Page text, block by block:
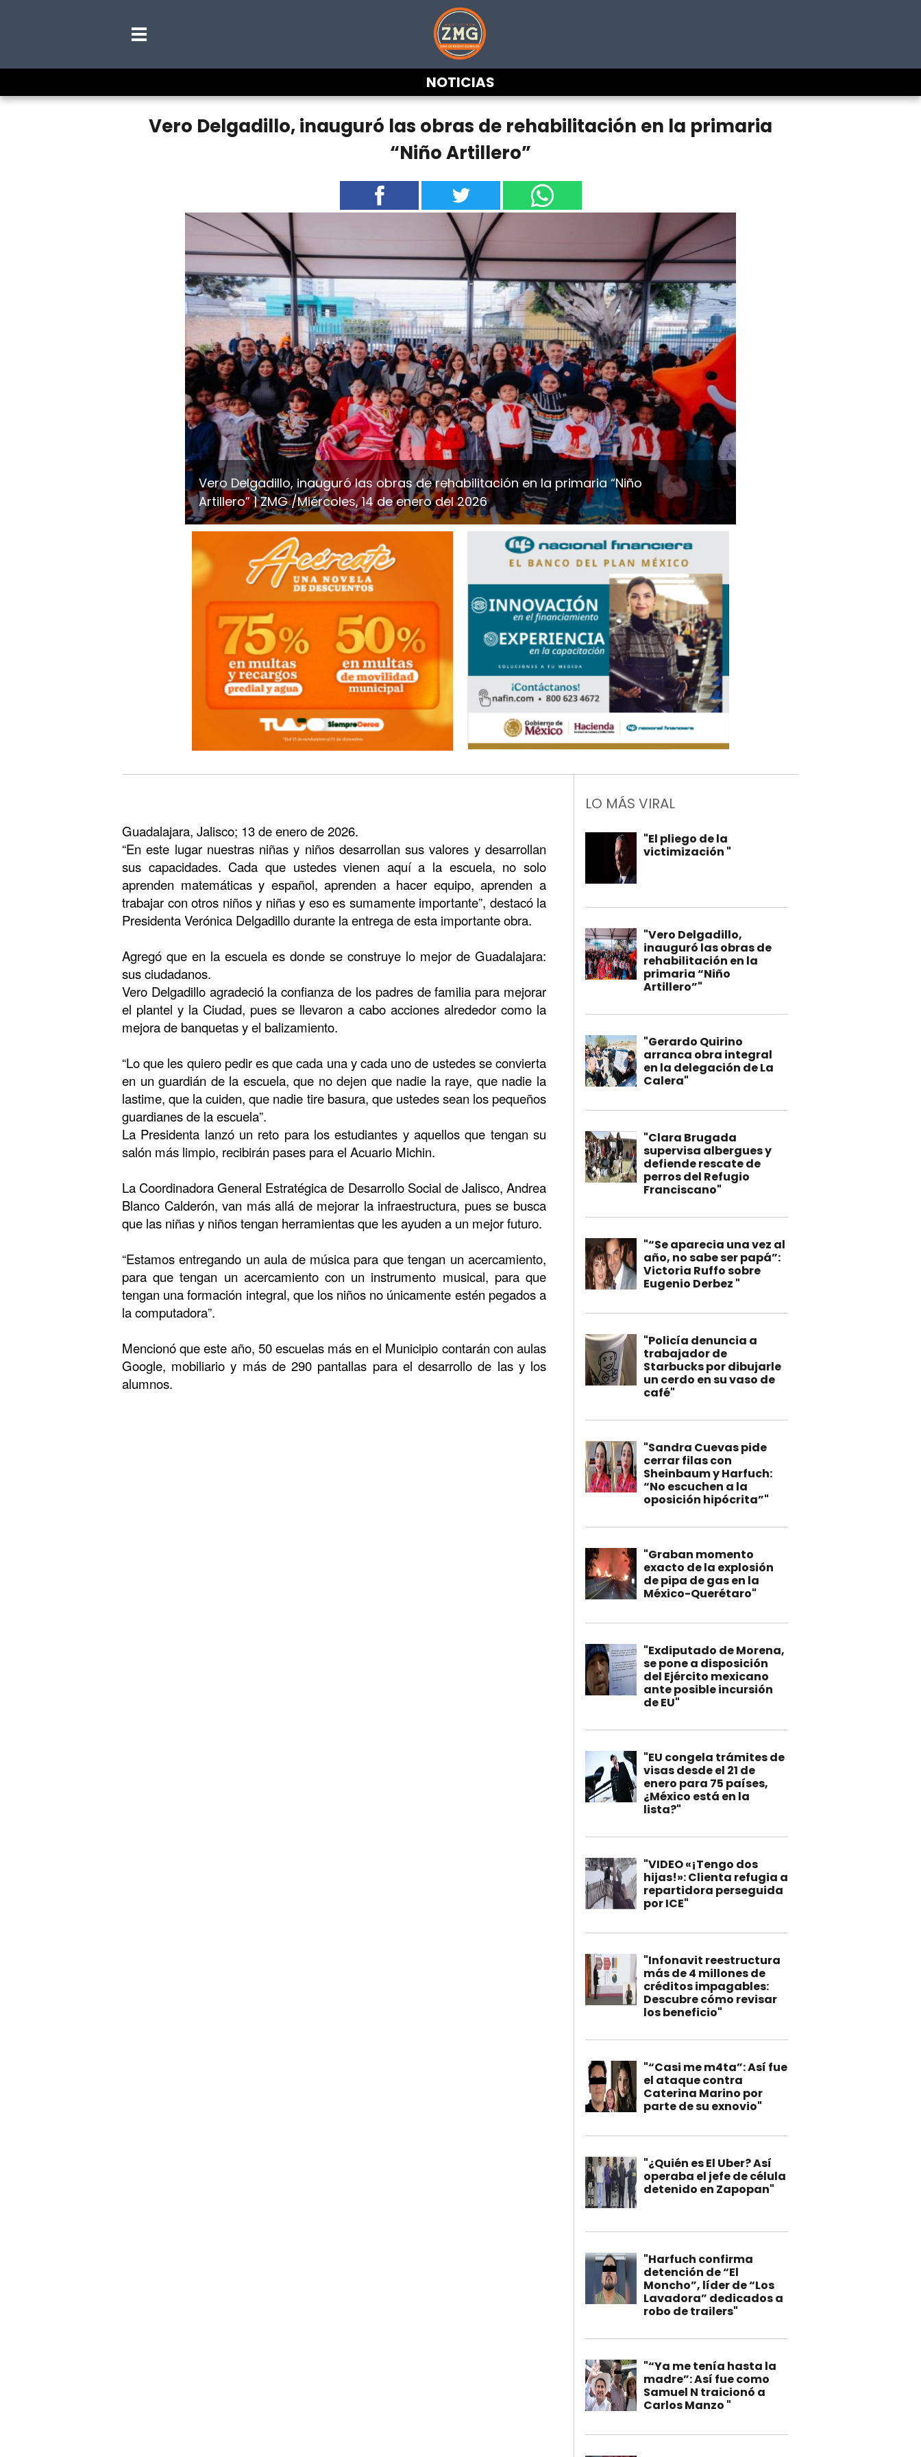
NOTICIAS
Vero Delgadillo, inauguró las obras de rehabilitación en la primaria
“Niño Artillero”
Vero Delgadillo, inauguró las obras de rehabilitación en la primaria “Niño
Artillero” ZMG /Miércoles, 14 de enero del 2026
Guadalajara, Jalisco; 13 de enero de 2026.
“En este lugar nuestras niñas y niños desarrollan sus valores y desarrollan
sus capacidades. Cada que ustedes vienen aquí a la escuela, no solo
aprenden matemáticas y español, aprenden a hacer equipo, aprenden a
trabajar con otros niños y niñas y eso es sumamente importante”, destacó la
Presidenta Verónica Delgadillo durante la entrega de esta importante obra.
Agregó que en la escuela es donde se construye lo mejor de Guadalajara:
sus ciudadanos.
Vero Delgadillo agradeció la confianza de los padres de familia para mejorar
el plantel y la Ciudad, pues se llevaron a cabo acciones alrededor como la
mejora de banquetas y el balizamiento.
“Lo que les quiero pedir es que cada una y cada uno de ustedes se convierta
en un guardián de la escuela, que no dejen que nadie la raye, que nadie la
lastime, que la cuiden, que nadie tire basura, que ustedes sean los pequeños
guardianes de la escuela”.
La Presidenta lanzó un reto para los estudiantes y aquellos que tengan su
salón más limpio, recibirán pases para el Acuario Michin.
La Coordinadora General Estratégica de Desarrollo Social de Jalisco, Andrea
Blanco Calderón, van más allá de mejorar la infraestructura, pues se busca
que las niñas y niños tengan herramientas que les ayuden a un mejor futuro.
“Estamos entregando un aula de música para que tengan un acercamiento,
para que tengan un acercamiento con un instrumento musical, para que
tengan una formación integral, que los niños no únicamente estén pegados a
la computadora”.
Mencionó que este año, 50 escuelas más en el Municipio contarán con aulas
Google, mobiliario y más de 290 pantallas para el desarrollo de las y los
alumnos.
LO MÁS VIRAL
"El pliego de la
victimización "
"Vero Delgadillo,
inauguró las obras de
rehabilitación en la
primaria “Niño
Artillero”"
"Gerardo Quirino
arranca obra integral
en la delegación de La
Calera"
"Clara Brugada
supervisa albergues y
defiende rescate de
perros del Refugio
Franciscano"
"“Se aparecia una vez al
año, no sabe ser papá”:
Victoria Ruffo sobre
Eugenio Derbez "
"Policía denuncia a
trabajador de
Starbucks por dibujarle
un cerdo en su vaso de
café"
"Sandra Cuevas pide
cerrar filas con
Sheinbaum y Harfuch:
“No escuchen a la
oposición hipócrita”"
"Graban momento
exacto de la explosión
de pipa de gas en la
México-Querétaro"
"Exdiputado de Morena,
se pone a disposición
del Ejército mexicano
ante posible incursión
de EU"
"EU congela trámites de
visas desde el 21 de
enero para 75 países,
¿México está en la
lista?"
"VIDEO «¡Tengo dos
hijas!»: Clienta refugia a
repartidora perseguida
por ICE"
"Infonavit reestructura
más de 4 millones de
créditos impagables:
Descubre cómo revisar
los beneficio"
"“Casi me m4ta”: Así fue
el ataque contra
Caterina Marino por
parte de su exnovio"
"¿Quién es El Uber? Así
operaba el jefe de célula
detenido en Zapopan"
"Harfuch confirma
detención de “El
Moncho”, líder de “Los
Lavadora” dedicados a
robo de trailers"
"“Ya me tenía hasta la
madre”: Así fue como
Samuel N traicionó a
Carlos Manzo "